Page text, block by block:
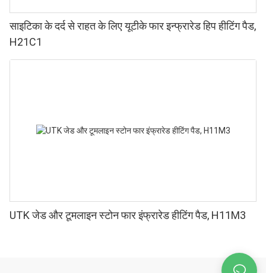
साइटिका के दर्द से राहत के लिए यूटीके फार इन्फ्रारेड हिप हीटिंग पैड,
H21C1
UTK जेड और टूमलाइन स्टोन फार इंफ्रारेड हीटिंग पैड, H11M3